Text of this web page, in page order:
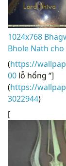
1024x768
Bhole Nath
(https://
00 lỗ hổng “]
(https://
3022944)
[